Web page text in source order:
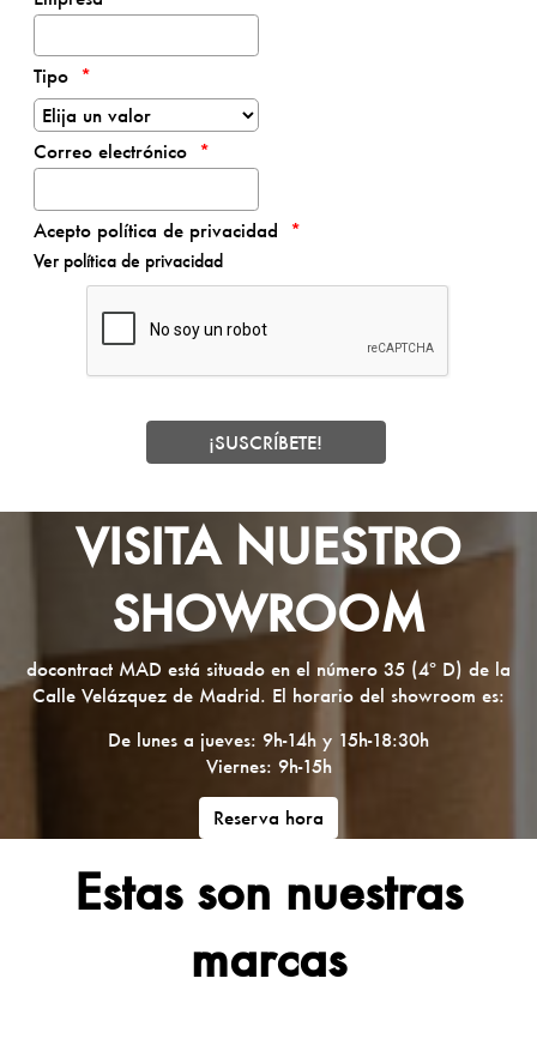
Tipo
Correo electrónico
Acepto política de privacidad
Ver política de privacidad
VISITA NUESTRO
SHOWROOM
docontract MAD está situado en el número 35 (4º D) de la
Calle Velázquez de Madrid. El horario del showroom es:
De lunes a jueves: 9h-14h y 15h-18:30h
Viernes: 9h-15h
Reserva hora
Estas son nuestras
marcas